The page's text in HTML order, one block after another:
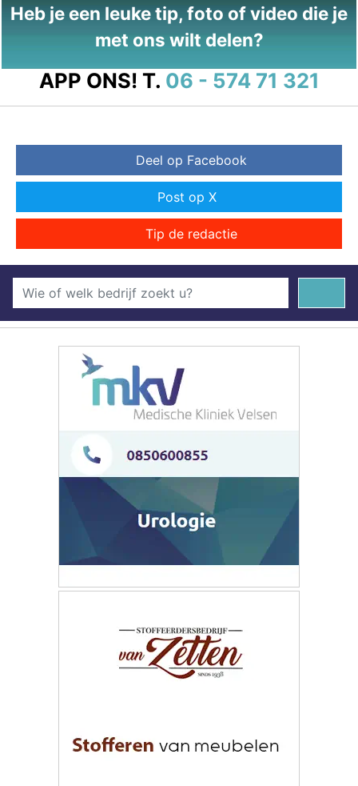
Heb je een leuke tip, foto of video die je
met ons wilt delen?
APP ONS! T. 06 - 574 71 321
Deel op Facebook
Post op X
Tip de redactie